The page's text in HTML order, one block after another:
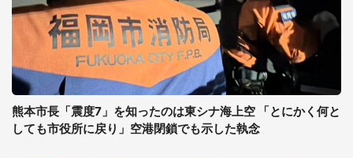
熊本市長「震度7」を知ったのは東シナ海上空 「とにかく何と
しても市役所に戻り」空港閉鎖でも示した執念